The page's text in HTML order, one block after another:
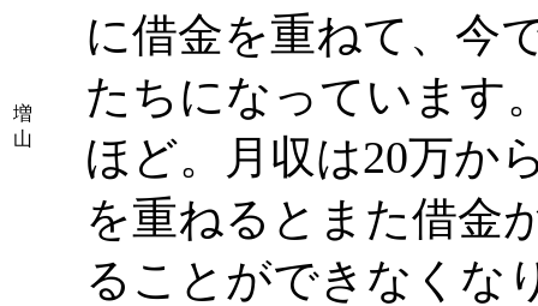
増
山
に借金を重ねて、今
たちになっています
ほど。月収は20万か
を重ねるとまた借金
ることができなくな